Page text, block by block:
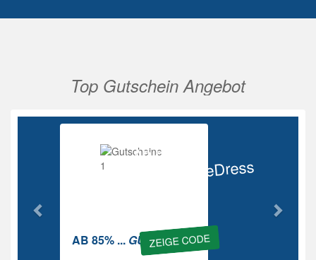
Top Gutschein Angebot
Ab 85%
BabyOnlineDress
ZEIGE CODE
AB 85% ... GUTSCHEIN
Vorherige